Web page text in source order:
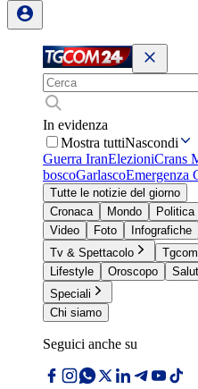
In evidenza
Mostra tuttiNascondi
Guerra IranElezioniCrans
boscoGarlascoEmergenza
Tutte le notizie del giorno
Cronaca
Mondo Politica
Video
Foto Infografiche
Tv & Spettacolo
Lifestyle
Oroscopo
Speciali
Chi siamo
Seguici anche su